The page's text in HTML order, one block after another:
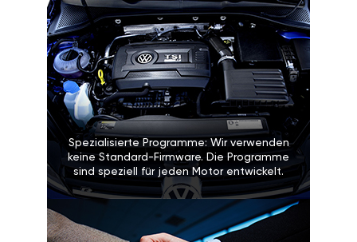
Spezialisierte Programme: Wir verwenden
keine Standard-Firmware. Die Programme
sind speziell für jeden Motor entwickelt.